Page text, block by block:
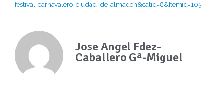
festival-carnavalero-ciudad-de-almaden&catid=8&Itemid=105
Jose Angel Fdez-
Caballero Gª-Miguel